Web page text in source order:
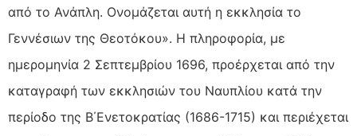
από το Ανάπλη. Ονομάζεται αυτή η εκκλησία το
Γεννέσιων της Θεοτόκου». Η πληροφορία, με
ημερομηνία 2 Σεπτεμβρίου 1696, προέρχεται από την
καταγραφή των εκκλησιών του Ναυπλίου κατά την
περίοδο της Β΄Ενετοκρατίας (1686-1715) και περιέχεται